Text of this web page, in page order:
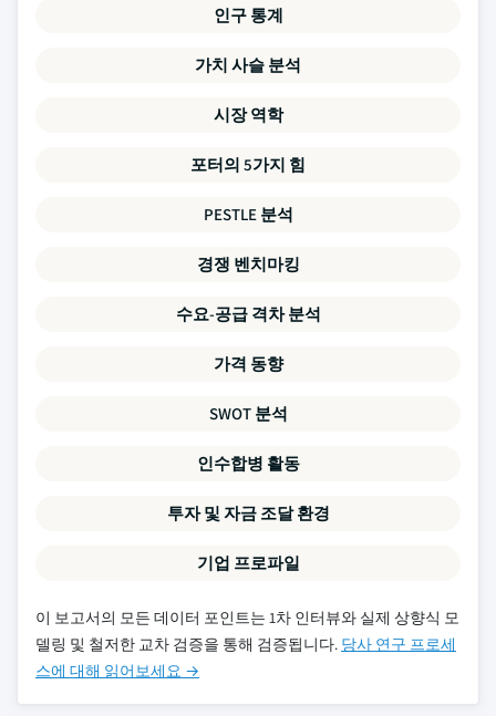
인구 통계
가치 사슬 분석
시장 역학
포터의 5가지 힘
PESTLE 분석
경쟁 벤치마킹
수요-공급 격차 분석
가격 동향
SWOT 분석
인수합병 활동
투자 및 자금 조달 환경
기업 프로파일
이 보고서의 모든 데이터 포인트는 1차 인터뷰와 실제 상향식 모
델링 및 철저한 교차 검증을 통해 검증됩니다. 당사 연구 프로세
스에 대해 읽어보세요 →